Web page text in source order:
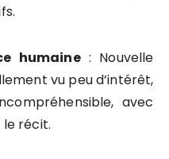
humaine: Nouvelle
vu peu d’intérêt,
avec
le récit.